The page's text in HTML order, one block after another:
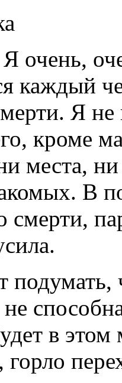
Я очень,
каждый
Я
кроме
места,
В
смерти,
подумать,
в этом
горло